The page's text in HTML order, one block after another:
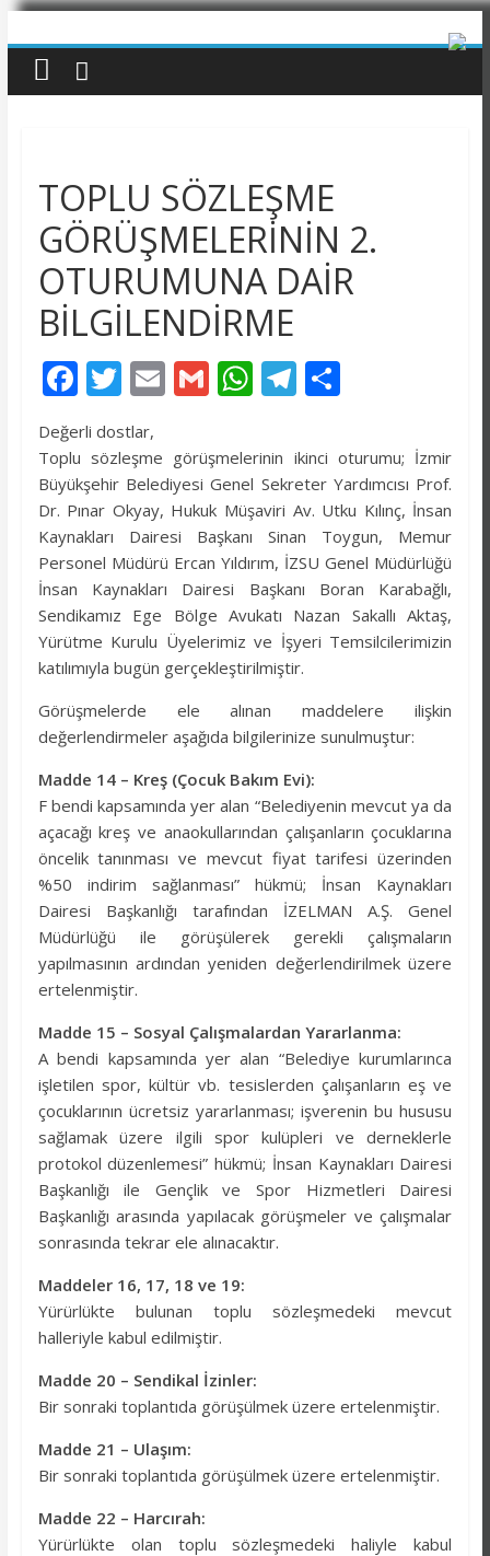
TOPLU SÖZLEŞME
GÖRÜŞMELERİNİN 2.
OTURUMUNA DAİR
BİLGİLENDİRME
F
ac
e
b
o
o
k
T
w
itt
er
E
ai
l
G
ai
l
W
at
s
A
p
p
T
e
gr
a
m
P
yl
aş
Değerli dostlar,
Toplu sözleşme görüşmelerinin ikinci oturumu; İzmir
Büyükşehir Belediyesi Genel Sekreter Yardımcısı Prof.
Dr. Pınar Okyay, Hukuk Müşaviri Av. Utku Kılınç, İnsan
Kaynakları Dairesi Başkanı Sinan Toygun, Memur
Personel Müdürü Ercan Yıldırım, İZSU Genel Müdürlüğü
İnsan Kaynakları Dairesi Başkanı Boran Karabağlı,
Sendikamız Ege Bölge Avukatı Nazan Sakallı Aktaş,
Yürütme Kurulu Üyelerimiz ve İşyeri Temsilcilerimizin
katılımıyla bugün gerçekleştirilmiştir.
Görüşmelerde ele alınan maddelere ilişkin
değerlendirmeler aşağıda bilgilerinize sunulmuştur:
Madde 14 – Kreş (Çocuk Bakım Evi):
F bendi kapsamında yer alan “Belediyenin mevcut ya da
açacağı kreş ve anaokullarından çalışanların çocuklarına
öncelik tanınması ve mevcut fiyat tarifesi üzerinden
%50 indirim sağlanması” hükmü; İnsan Kaynakları
Dairesi Başkanlığı tarafından İZELMAN A.Ş. Genel
Müdürlüğü ile görüşülerek gerekli çalışmaların
yapılmasının ardından yeniden değerlendirilmek üzere
ertelenmiştir.
Madde 15 – Sosyal Çalışmalardan Yararlanma:
A bendi kapsamında yer alan “Belediye kurumlarınca
işletilen spor, kültür vb. tesislerden çalışanların eş ve
çocuklarının ücretsiz yararlanması; işverenin bu hususu
sağlamak üzere ilgili spor kulüpleri ve derneklerle
protokol düzenlemesi” hükmü; İnsan Kaynakları Dairesi
Başkanlığı ile Gençlik ve Spor Hizmetleri Dairesi
Başkanlığı arasında yapılacak görüşmeler ve çalışmalar
sonrasında tekrar ele alınacaktır.
Maddeler 16, 17, 18 ve 19:
Yürürlükte bulunan toplu sözleşmedeki mevcut
halleriyle kabul edilmiştir.
Madde 20 – Sendikal İzinler:
Bir sonraki toplantıda görüşülmek üzere ertelenmiştir.
Madde 21 – Ulaşım:
Bir sonraki toplantıda görüşülmek üzere ertelenmiştir.
Madde 22 – Harcırah:
Yürürlükte olan toplu sözleşmedeki haliyle kabul